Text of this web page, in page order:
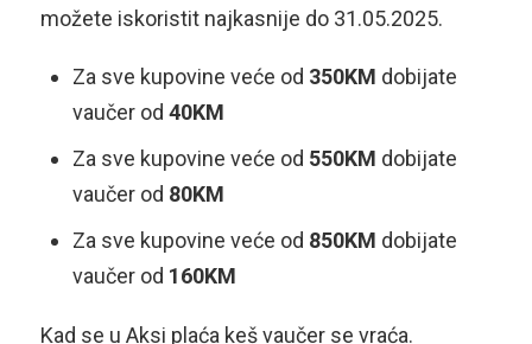
možete iskoristit najkasnije do 31.05.2025.
Za sve kupovine veće od 350KM dobijate
vaučer od 40KM
Za sve kupovine veće od 550KM dobijate
vaučer od 80KM
Za sve kupovine veće od 850KM dobijate
vaučer od 160KM
Kad se u Aksi plaća keš vaučer se vraća.